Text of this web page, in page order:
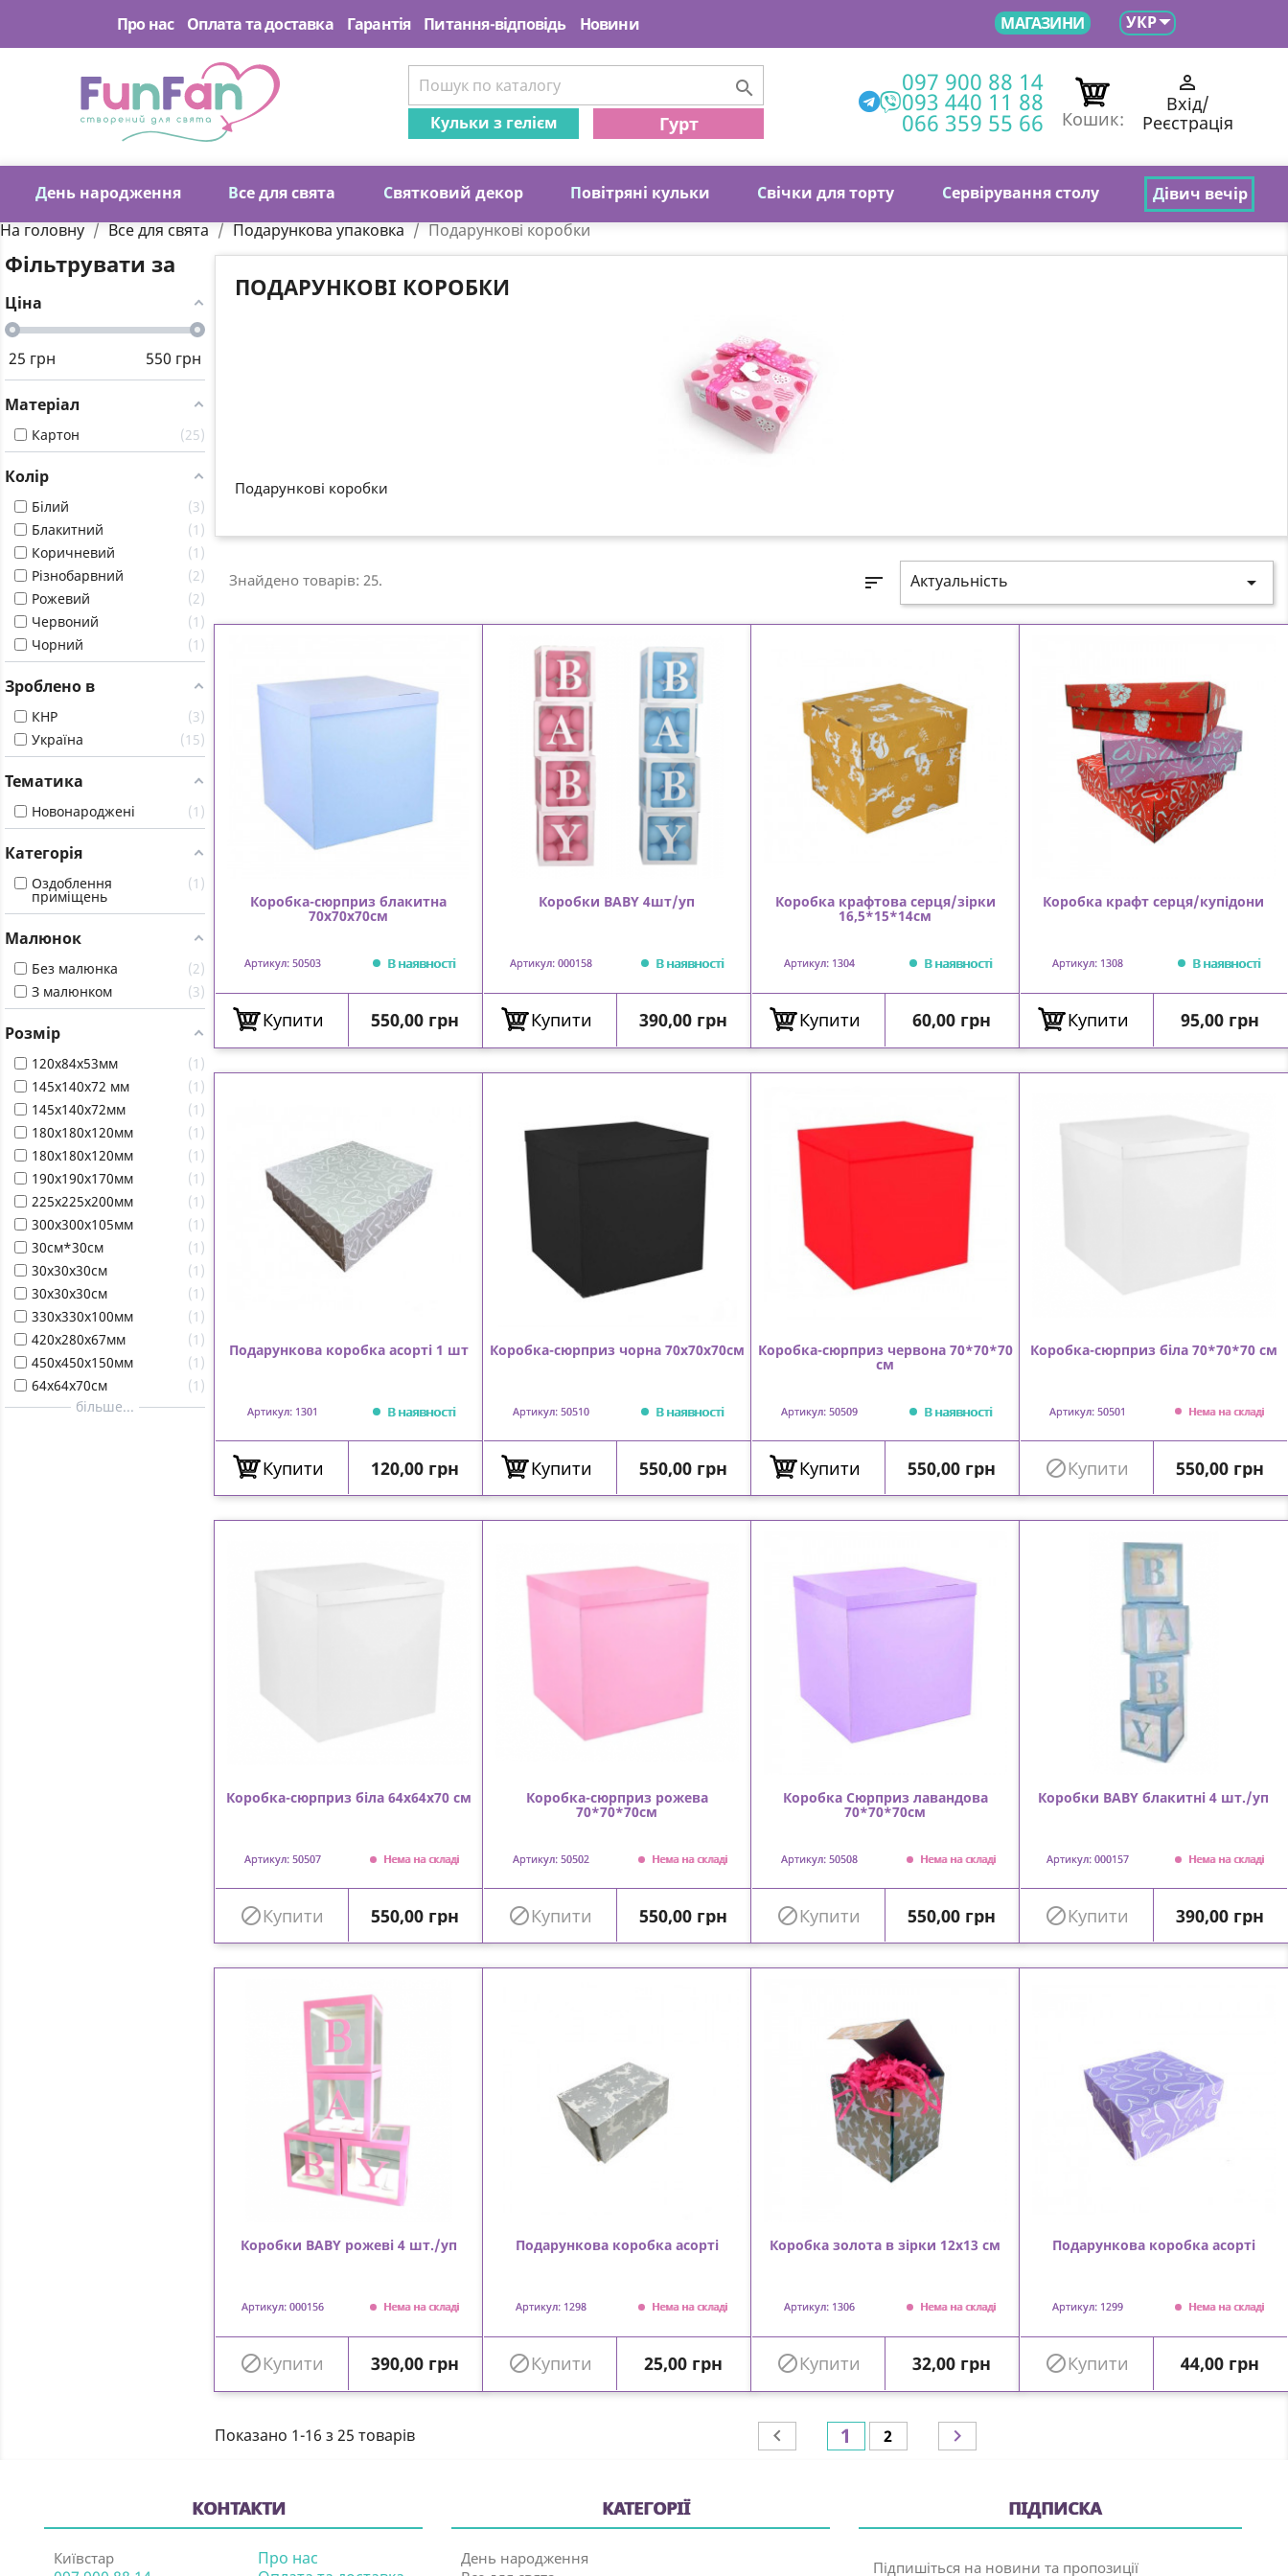
Про нас Оплата та доставка Гарантія Питання-відповідь Новини МАГАЗИНИ УКР
День народження Все для свята Святковий декор Повітряні кульки Свічки для торту Сервірування столу Дівич вечір

Кульки з гелієм Гурт
097 900 88 14
093 440 11 88
066 359 55 66 Кошик:

Вхід/
Реєстрація
На головну Все для свята Подарункова упаковка Подарункові коробки
Фільтрувати за
Ціна
25 грн 550 грн
Матеріал
Картон 25
Колір
Білий
3
Блакитний
1
Коричневий
1
Різнобарвний
2
Рожевий
2
Червоний
1
Чорний
1
Зроблено в
КНР
3
Україна
15
Тематика
Новонароджені 1
Категорія
Оздоблення
приміщень
1
Малюнок
Без малюнка
2
З малюнком
3
Розмір
120х84х53мм
1
145х140х72 мм
1
145х140х72мм
1
180х180х120мм
1
180х180х120мм
1
190х190х170мм
1
225х225х200мм
1
300х300х105мм
1
30см*30см
1
30х30х30см
1
30х30х30см
1
330х330х100мм
1
420х280х67мм
1
450х450х150мм
1
64х64х70см
1
більше...
ПОДАРУНКОВІ КОРОБКИ
Подарункові коробки
Знайдено товарів: 25. sort Актуальність 
Коробка-сюрприз блакитна
70х70х70см
Артикул: 50503 В наявності
Купити Ціна
550,00 грн
Коробки BABY 4шт/уп
Артикул: 000158 В наявності
Купити Ціна
390,00 грн
Коробка крафтова серця/зірки
16,5*15*14см
Артикул: 1304 В наявності
Купити Ціна
60,00 грн
Коробка крафт серця/купідони
Артикул: 1308 В наявності
Купити Ціна
95,00 грн
Подарункова коробка асорті 1 шт
Артикул: 1301 В наявності
Купити Ціна
120,00 грн
Коробка-сюрприз чорна 70х70х70см
Артикул: 50510 В наявності
Купити Ціна
550,00 грн
Коробка-сюрприз червона 70*70*70
см
Артикул: 50509 В наявності
Купити Ціна
550,00 грн
Коробка-сюрприз біла 70*70*70 см
Артикул: 50501 Нема на складі
Купити Ціна
550,00 грн
Коробка-сюрприз біла 64х64х70 см
Артикул: 50507 Нема на складі
Купити Ціна
550,00 грн
Коробка-сюрприз рожева
70*70*70см
Артикул: 50502 Нема на складі
Купити Ціна
550,00 грн
Коробка Сюрприз лавандова
70*70*70см
Артикул: 50508 Нема на складі
Купити Ціна
550,00 грн
Коробки BABY блакитні 4 шт./уп
Артикул: 000157 Нема на складі
Купити Ціна
390,00 грн
Коробки BABY рожеві 4 шт./уп
Артикул: 000156 Нема на складі
Купити Ціна
390,00 грн
Подарункова коробка асорті
Артикул: 1298 Нема на складі
Купити Ціна
25,00 грн
Коробка золота в зірки 12х13 см
Артикул: 1306 Нема на складі
Купити Ціна
32,00 грн
Подарункова коробка асорті
Артикул: 1299 Нема на складі
Купити Ціна
44,00 грн
Показано 1-16 з 25 товарів  1 2 
КОНТАКТИ
Київстар
Про нас
КАТЕГОРІЇ
День народження
ПІДПИСКА
Підпишіться на новини та пропозиції